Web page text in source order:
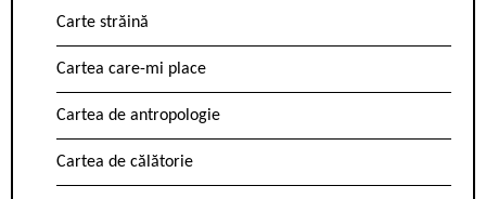
Carte străină
Cartea care-mi place
Cartea de antropologie
Cartea de călătorie